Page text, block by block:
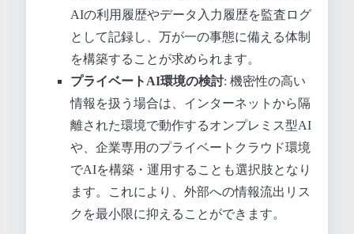
AIの利用履歴やデータ入力履歴を監査ログ
として記録し、万が一の事態に備える体制
を構築することが求められます。
プライベートAI環境の検討: 機密性の高い
情報を扱う場合は、インターネットから隔
離された環境で動作するオンプレミス型AI
や、企業専用のプライベートクラウド環境
でAIを構築・運用することも選択肢となり
ます。これにより、外部への情報流出リス
クを最小限に抑えることができます。